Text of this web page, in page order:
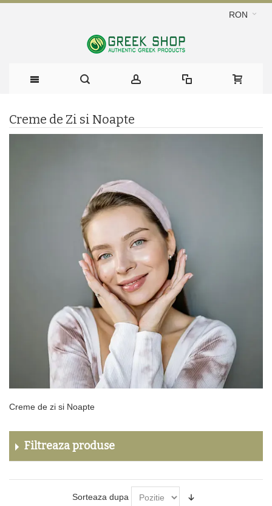
RON
Creme de Zi si Noapte
Creme de zi si Noapte
Filtreaza produse
Sorteaza dupa